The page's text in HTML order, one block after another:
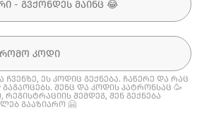
ჩვენზე, ეს კოდიც გექნება. ჩაწერე და რაც
შენც და კოდის პატრონსაც 🥳
შემდეგ, შენ გექნება
გააზიარო 🤗